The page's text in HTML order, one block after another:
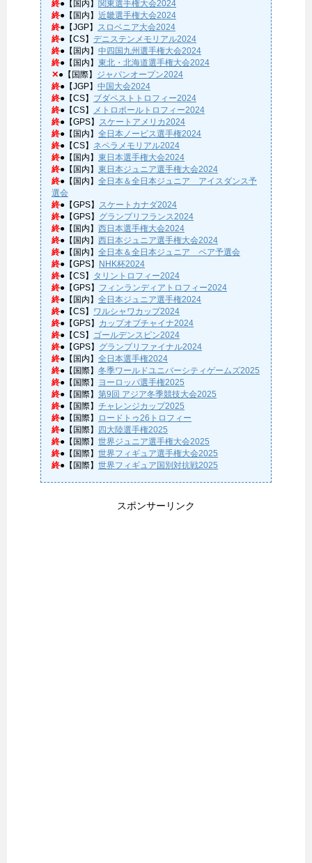
終●【国内】 関東選手権大会2024
終●【国内】 近畿選手権大会2024
終●【JGP】 スロベニア大会2024
終●【CS】 デニステンメモリアル2024
終●【国内】 中四国九州選手権大会2024
終●【国内】 東北・北海道選手権大会2024
✕●【国際】 ジャパンオープン2024
終●【JGP】 中国大会2024
終●【CS】 ブダペストトロフィー2024
終●【CS】
メトロポールトロフィー2024
終●【GPS】 スケートアメリカ2024
終●【国内】 全日本ノービス選手権2024
終●【CS】 ネペラメモリアル2024
終●【国内】 東日本選手権大会2024
終●【国内】 東日本ジュニア選手権大会2024
終●【国内】 全日本＆全日本ジュニア アイスダンス予
選会
終●【GPS】 スケートカナダ2024
終●【GPS】 グランプリフランス2024
終●【国内】 西日本選手権大会2024
終●【国内】 西日本ジュニア選手権大会2024
終●【国内】 全日本＆全日本ジュニア ペア予選会
終●【GPS】
NHK杯2024
終●【CS】 タリントロフィー2024
終●【GPS】 フィンランディアトロフィー2024
終●【国内】 全日本ジュニア選手権2024
終●【CS】 ワルシャワカップ2024
終●【GPS】 カップオブチャイナ2024
終●【CS】 ゴールデンスピン2024
終●【GPS】 グランプリファイナル2024
終●【国内】 全日本選手権2024
終●【国際】 冬季ワールドユニバーシティゲームズ2025
終●【国際】 ヨーロッパ選手権2025
終●【国際】 第9回 アジア冬季競技大会2025
終●【国際】 チャレンジカップ2025
終●【国際】
ロードトゥ26トロフィー
終●【国際】
四大陸選手権2025
終●【国際】 世界ジュニア選手権大会2025
終●【国際】 世界フィギュア選手権大会2025
終●【国際】 世界フィギュア国別対抗戦2025
スポンサーリンク